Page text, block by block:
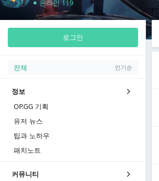
온라인 119
로그인
전체 인기순
정보
OP.GG 기획
유저 뉴스
팁과 노하우
패치노트
커뮤니티